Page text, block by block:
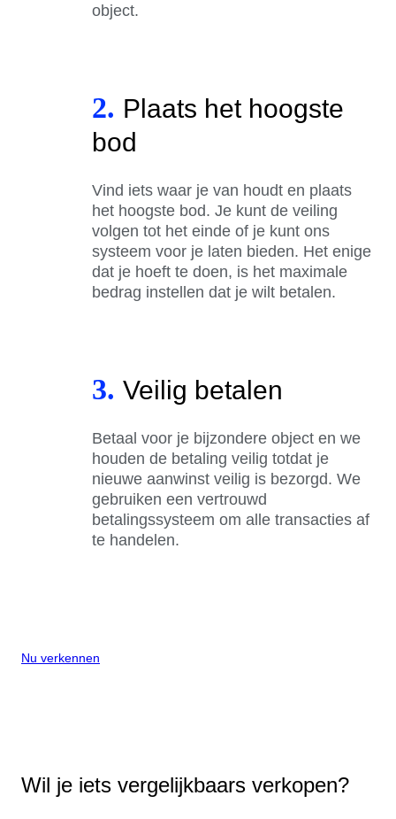
object.
2. Plaats het hoogste
bod
Vind iets waar je van houdt en plaats
het hoogste bod. Je kunt de veiling
volgen tot het einde of je kunt ons
systeem voor je laten bieden. Het enige
dat je hoeft te doen, is het maximale
bedrag instellen dat je wilt betalen.
3. Veilig betalen
Betaal voor je bijzondere object en we
houden de betaling veilig totdat je
nieuwe aanwinst veilig is bezorgd. We
gebruiken een vertrouwd
betalingssysteem om alle transacties af
te handelen.
Nu verkennen
Wil je iets vergelijkbaars verkopen?